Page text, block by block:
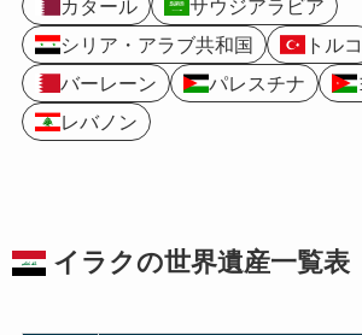
カタール
サウジアラビア
シリア・アラブ共和国
トルコ
バーレーン
パレスチナ
レバノン
イラクの世界遺産一覧表